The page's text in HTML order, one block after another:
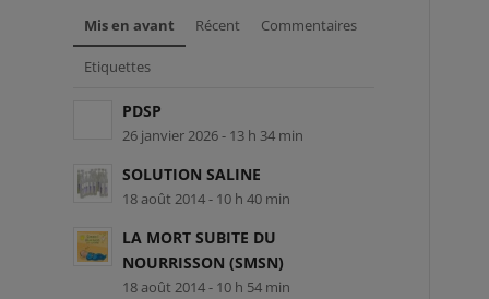
Mis en avant Récent Commentaires
Etiquettes
PDSP
26 janvier 2026 - 13 h 34 min
SOLUTION SALINE
18 août 2014 - 10 h 40 min
LA MORT SUBITE DU
NOURRISSON (SMSN)
18 août 2014 - 10 h 54 min